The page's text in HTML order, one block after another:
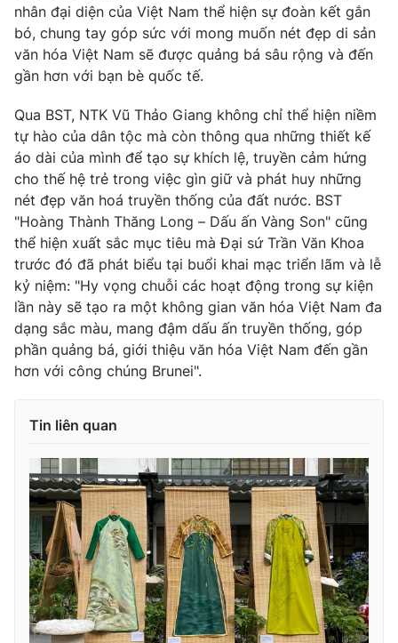
nhân đại diện của Việt Nam thể hiện sự đoàn kết gắn
bó, chung tay góp sức với mong muốn nét đẹp di sản
văn hóa Việt Nam sẽ được quảng bá sâu rộng và đến
gần hơn với bạn bè quốc tế.
Qua BST, NTK Vũ Thảo Giang không chỉ thể hiện niềm
tự hào của dân tộc mà còn thông qua những thiết kế
áo dài của mình để tạo sự khích lệ, truyền cảm hứng
cho thế hệ trẻ trong việc gìn giữ và phát huy những
nét đẹp văn hoá truyền thống của đất nước. BST
"Hoàng Thành Thăng Long – Dấu ấn Vàng Son" cũng
thể hiện xuất sắc mục tiêu mà Đại sứ Trần Văn Khoa
trước đó đã phát biểu tại buổi khai mạc triển lãm và lễ
kỷ niệm: "Hy vọng chuỗi các hoạt động trong sự kiện
lần này sẽ tạo ra một không gian văn hóa Việt Nam đa
dạng sắc màu, mang đậm dấu ấn truyền thống, góp
phần quảng bá, giới thiệu văn hóa Việt Nam đến gần
hơn với công chúng Brunei".
Tin liên quan